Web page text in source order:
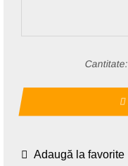
Adaugă la favorite